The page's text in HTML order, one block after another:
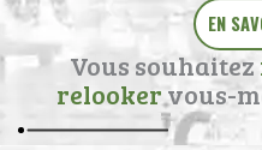
EN
Vous souhaitez
relookervous-